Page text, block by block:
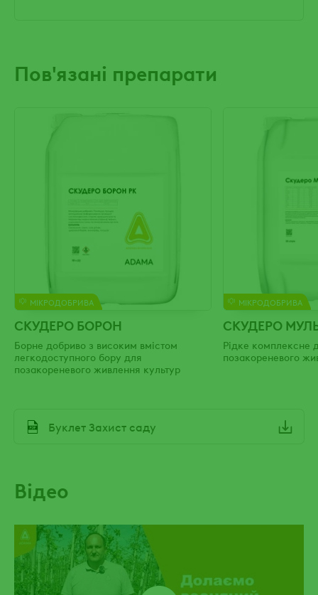
Пов'язані препарати
МІКРОДОБРИВА
СКУДЕРО БОРОН
Борне добриво з високим вмістом
легкодоступного бору для
позакореневого живлення культур
МІКРОДОБРИВА
СКУДЕРО
Рідке комплексне
позакореневого
File
Буклет Захист саду
Відео